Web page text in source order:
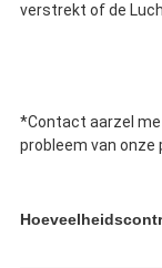
verstrekt of de
*Contact aarzel me
probleem van onze